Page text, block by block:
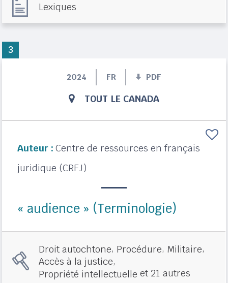
Lexiques
2024 FR PDF
TOUT LE CANADA
Auteur : Centre de ressources en français
juridique (CRFJ)
« audience » (Terminologie)
Droit autochtone, Procédure, Militaire,
Accès à la justice,
Propriété intellectuelle et 21 autres
3